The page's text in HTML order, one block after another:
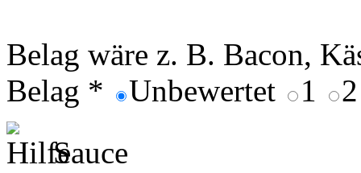
Belag wäre z. B. Bacon,
Belag * Unbewertet 1
Sauce